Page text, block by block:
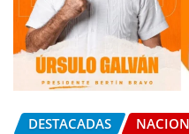
DESTACADAS